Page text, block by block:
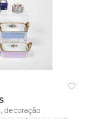
favorite_border
decoração